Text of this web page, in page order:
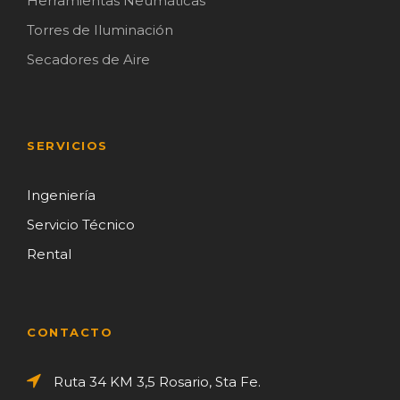
Torres de Iluminación
Secadores de Aire
SERVICIOS
Ingeniería
Servicio Técnico
Rental
CONTACTO
Ruta 34 KM 3,5 Rosario, Sta Fe.